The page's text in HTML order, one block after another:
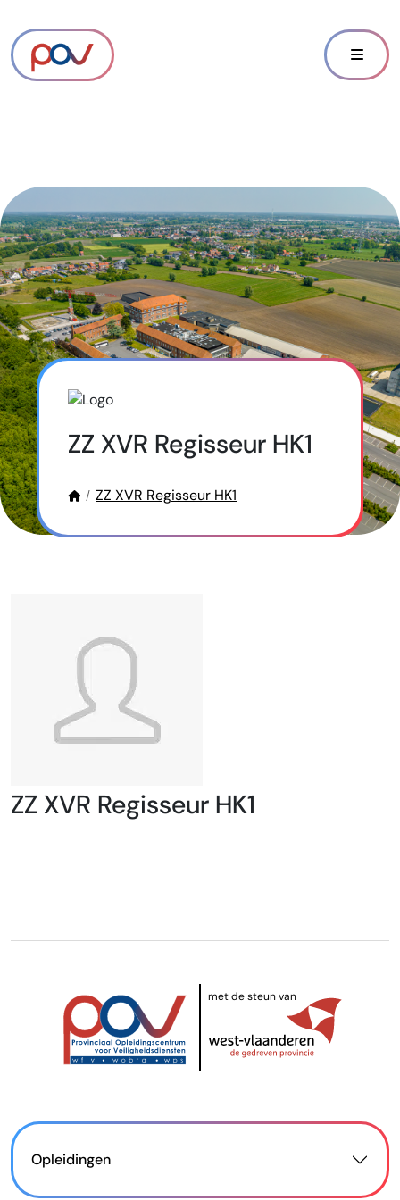
ZZ XVR Regisseur HK1
ZZ XVR Regisseur HK1
ZZ XVR Regisseur HK1
met de steun van
Opleidingen